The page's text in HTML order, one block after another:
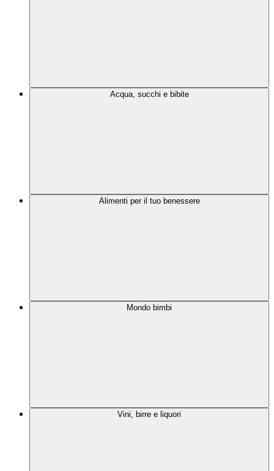
Acqua, succhi e bibite
Alimenti per il tuo benessere
Mondo bimbi
Vini, birre e liquori